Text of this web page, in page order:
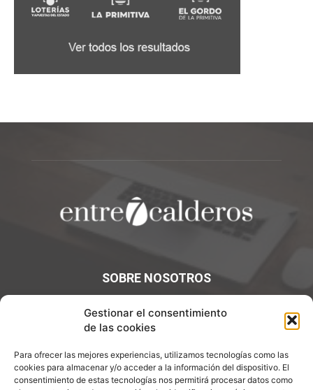
Gestionar el consentimiento
de las cookies
Para ofrecer las mejores experiencias, utilizamos tecnologías como las
cookies para almacenar y/o acceder a la información del dispositivo. El
consentimiento de estas tecnologías nos permitirá procesar datos como
SOBRE NOSOTROS
¡Bienvenidos a Entre7Calderos.com, el lugar donde la
gastronomía y la cultura culinaria se encuentran! Sumérgete
Contáctanos:info@entre7calderos.com